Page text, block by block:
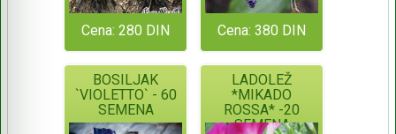
Cena: 280 DIN Cena: 380 DIN
BOSILJAK
`VIOLETTO` - 60
SEMENA
LADOLEŽ
*MIKADO
ROSSA* -20
SEMENA